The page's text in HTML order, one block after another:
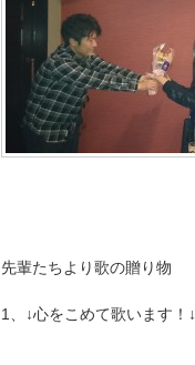
先輩たちより歌の贈り物
1、↓心をこめて歌います！↓